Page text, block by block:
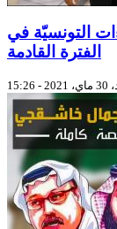
التونسيّة في
الفترة القادمة